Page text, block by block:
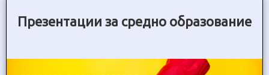
Презентации за средно образование